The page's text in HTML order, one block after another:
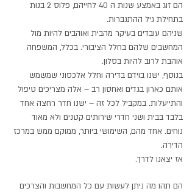
הם זוג באמצע שנות ה 40 לחייהם, פלוס 2 בנות
בתחילת גיל ההתגברות.
שניהם עובדים בעיקר מהבית ואוהבים להיות מול
המחשבים שלהם בחלל הציבורי. בכלל, המשפחה
אוהבת לרוב להיות בסלון.
בנוסף, ישנו בוידם בדירה וחלל אלכסוני שמשמש
אותם כארון בגדים ואחסון רב – אלה מצריכים טיפול
והתייעלות. במקביל לכל זה – ישנו חדר רחצה אחד
בלבד בבית ושני חדרי שירותים קטנים ולא מאוד
נוחים. אחד מהם, השימושי ביותר, ממוקם ממש במרכז
הדירה.
אז יצאנו לדרך.
הם תהו מה ניתן לעשות עם כל המחשבות והצרכים